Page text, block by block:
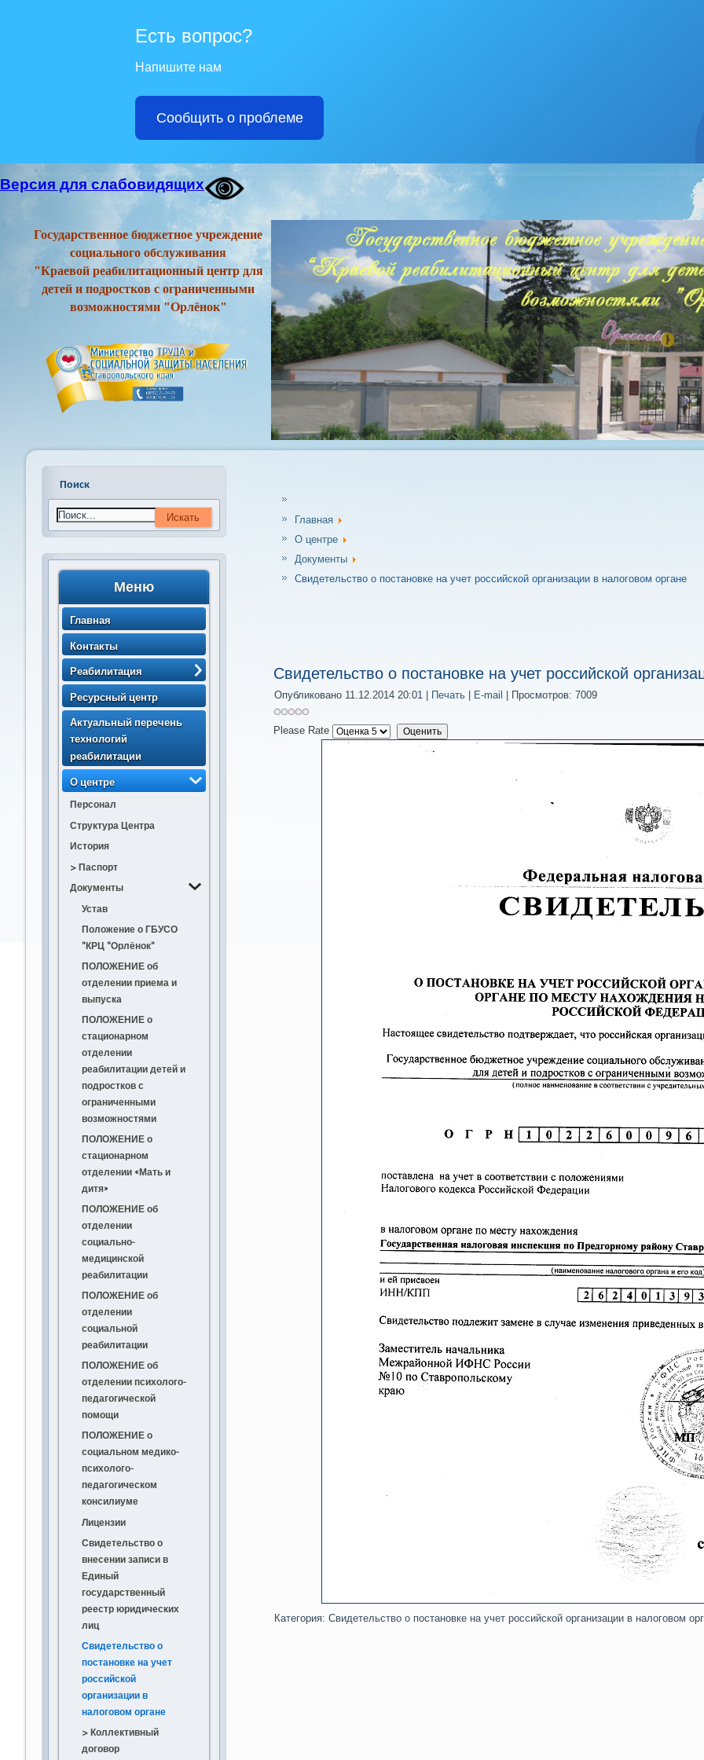
Есть вопрос?
Напишите нам
Сообщить о проблеме
Версия для слабовидящих
Государственное бюджетное учреждение
социального обслуживания
"Краевой реабилитационный центр для
детей и подростков с ограниченными
возможностями "Орлёнок"
Поиск
Меню
Главная
Контакты
Реабилитация
> Порядок направления
несовершеннолетних
получателей
социальных услуг (с
изменением)
> Порядок направления
получателей
социальных услуг
> Порядок приема
несовершеннолетних
получателей
численности
получателей
социальных услуг
> Статистика по
количеству свободных
мест для приёма
получателей
социальных услуг
> Статистика по объему
предоставляемых
социальных услуг
получателей
социальных услуг
получателей
социальных услуг
Права и обязанности
получателей
оказывающие
психолого-медико-
педагогической
реабилитации
Платные услуги
Положение о порядке
и условиях
предоставления
платных социальных
платные услуги
Договор о
предоставлении
социальных услуг
Порядок
предоставления
социальных услуг в
ГБУСО КРЦ "Орлёнок"
Отчеты о деятельности
2026
2025
2024
2022
2021
2020
Перечень организаций
социального
обслуживания
населения
Ставропольского края,
несовершеннолетних
Ресурсный центр
Актуальный перечень
технологий
реабилитации
О центре
Персонал
Структура Центра
История
> Паспорт
Документы
Устав
Положение о ГБУСО
"КРЦ "Орлёнок"
ПОЛОЖЕНИЕ об
отделении приема и
выпуска
ПОЛОЖЕНИЕ о
стационарном
отделении
реабилитации детей и
подростков с
ограниченными
возможностями
ПОЛОЖЕНИЕ о
стационарном
отделении «Мать и
дитя»
ПОЛОЖЕНИЕ об
отделении
социально-
медицинской
реабилитации
ПОЛОЖЕНИЕ об
отделении
социальной
реабилитации
ПОЛОЖЕНИЕ об
отделении психолого-
педагогической
помощи
ПОЛОЖЕНИЕ о
социальном медико-
психолого-
педагогическом
консилиуме
Лицензии
Свидетельство о
внесении записи в
Единый
государственный
реестр юридических
лиц
Свидетельство о
постановке на учет
российской
организации в
налоговом органе
> Коллективный
договор
Главная
О центре
Документы
Свидетельство о постановке на учет российской организации в налоговом органе
Свидетельство о постановке на учет российской
Опубликовано 11.12.2014 20:01 Печать E-mail | Просмотров: 7009
Please Rate
Категория: Свидетельство о постановке на учет российской организации в налоговом